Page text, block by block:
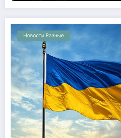
Новости Разные